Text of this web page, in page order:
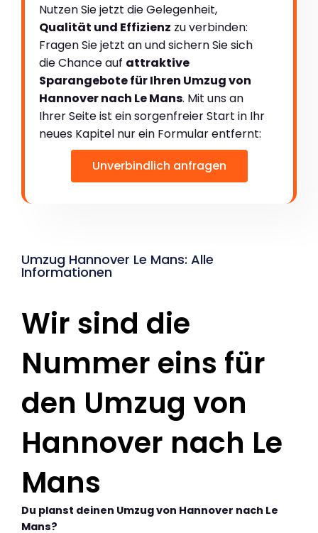
Nutzen Sie jetzt die Gelegenheit,
Qualität und Effizienz zu verbinden:
Fragen Sie jetzt an und sichern Sie sich
die Chance auf attraktive
Sparangebote für Ihren Umzug von
Hannover nach Le Mans. Mit uns an
Ihrer Seite ist ein sorgenfreier Start in Ihr
neues Kapitel nur ein Formular entfernt:
Unverbindlich anfragen
Umzug Hannover Le Mans: Alle
Informationen
Wir sind die
Nummer eins für
den Umzug von
Hannover nach Le
Mans
Du planst deinen Umzug von Hannover nach Le
Mans?